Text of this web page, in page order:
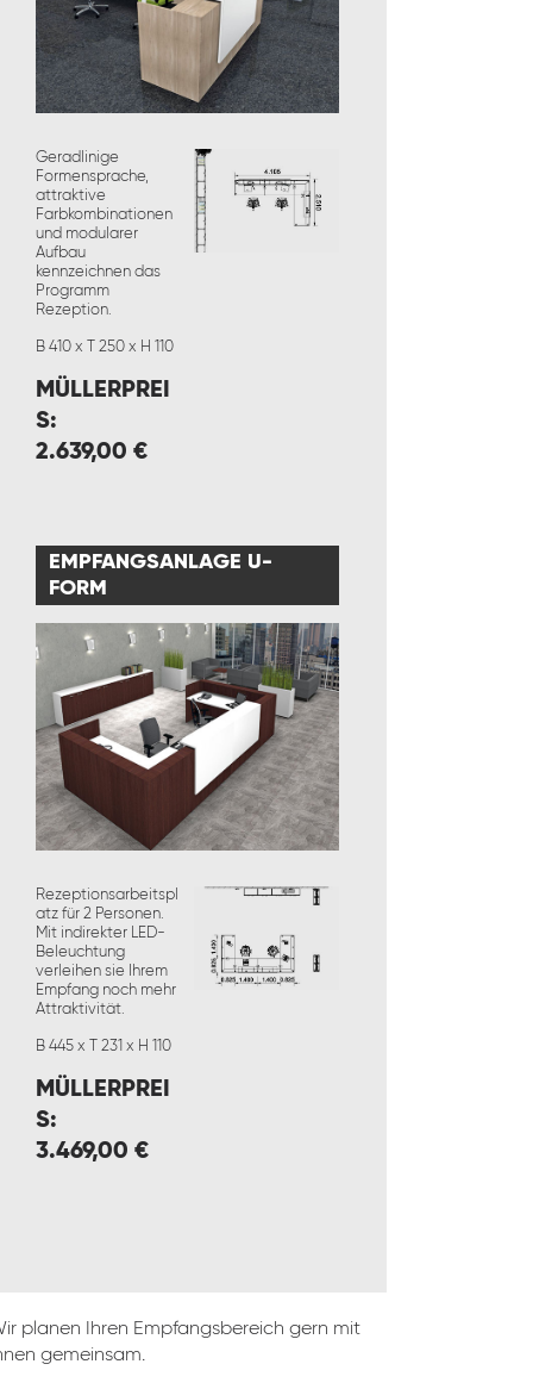
Geradlinige
Formensprache,
attraktive
Farbkombinationen
und modularer
Aufbau
kennzeichnen das
Programm
Rezeption.
B 410 x T 250 x H 110
MÜLLERPREI
S:
2.639,00 €
EMPFANGSANLAGE U-
FORM
Rezeptionsarbeitspl
atz für 2 Personen.
Mit indirekter LED-
Beleuchtung
verleihen sie Ihrem
Empfang noch mehr
Attraktivität.
B 445 x T 231 x H 110
MÜLLERPREI
S:
3.469,00 €
planen Ihren Empfangsbereich gern mit
gemeinsam.